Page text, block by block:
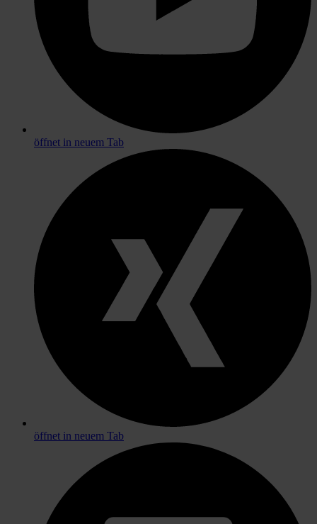
öffnet in neuem Tab
öffnet in neuem Tab